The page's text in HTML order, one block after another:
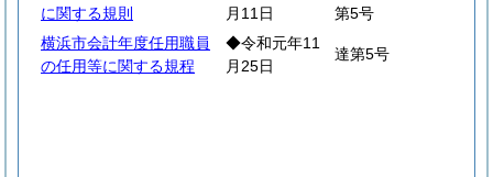
に関する規則
月11日
第5号
横浜市会計年度任用職員
の任用等に関する規程
◆令和元年11
月25日
達第5号